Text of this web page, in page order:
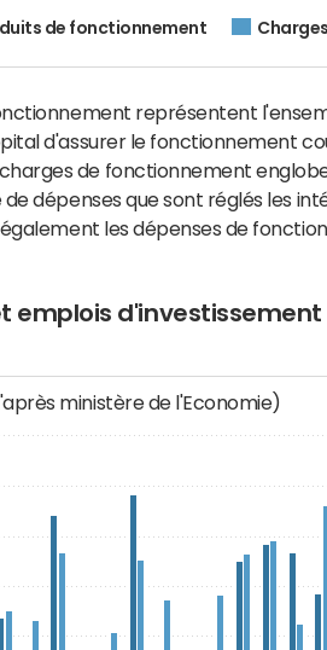
de fonctionnement
représentent
d'assurer le fonctionnement
de fonctionnement
dépenses que sont réglés les
également les dépenses de
emplois
ministère de l'Economie)